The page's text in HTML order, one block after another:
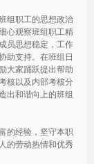
组职工的思想政治
心观察班组职工精
员思想稳定，工作
助支持。在班组日
大家踊跃提出帮助
核以及内部考核分
出和谐向上的班组
的经验，坚守本职
的劳动热情和优秀